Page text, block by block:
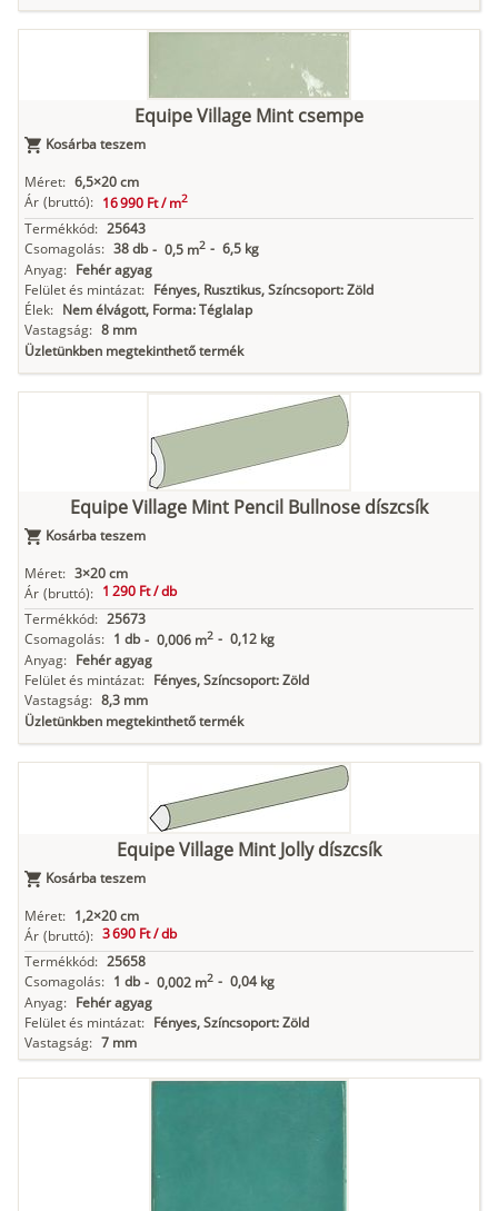
Equipe Village Mint csempe
Kosárba teszem
Méret: 6,5×20 cm
Ár (bruttó): 16 990 Ft /m2
Termékkód: 25643
Csomagolás: 38 db - 0,5 m2 - 6,5 kg
Anyag: Fehér agyag
Felület és mintázat: Fényes, Rusztikus, Színcsoport: Zöld
Élek: Nem élvágott, Forma: Téglalap
Vastagság: 8 mm
Üzletünkben megtekinthető termék
Equipe Village Mint Pencil Bullnose díszcsík
Kosárba teszem
Méret: 3×20 cm
Ár (bruttó): 1 290 Ft /db
Termékkód: 25673
Csomagolás: 1 db - 0,006 m2 - 0,12 kg
Anyag: Fehér agyag
Felület és mintázat: Fényes, Színcsoport: Zöld
Vastagság: 8,3 mm
Üzletünkben megtekinthető termék
Equipe Village Mint Jolly díszcsík
Kosárba teszem
Méret: 1,2×20 cm
Ár (bruttó): 3 690 Ft /db
Termékkód: 25658
Csomagolás: 1 db - 0,002 m2 - 0,04 kg
Anyag: Fehér agyag
Felület és mintázat: Fényes, Színcsoport: Zöld
Vastagság: 7 mm